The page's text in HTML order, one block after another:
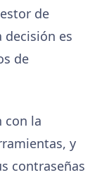
de
decisión es
de
con la
y
contraseñas